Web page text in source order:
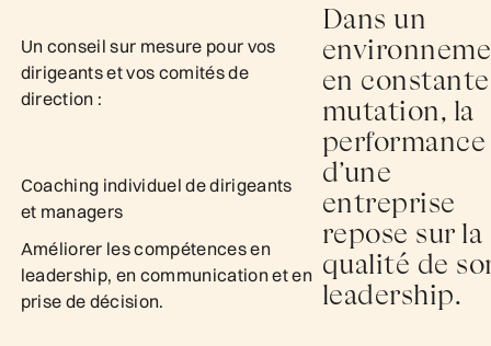
Un conseil sur mesure pour vos
dirigeants et vos comités de
direction :
Coaching individuel de dirigeants
et managers
Améliorer les compétences en
leadership, en communication et en
prise de décision.
Dans un
en constante
mutation, la
performance
d’une
entreprise
repose sur la
qualité de
leadership.